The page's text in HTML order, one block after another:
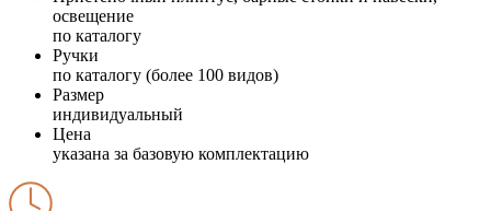
освещение
по каталогу
Ручки
по каталогу (более 100 видов)
Размер
индивидуальный
Цена
указана за базовую комплектацию